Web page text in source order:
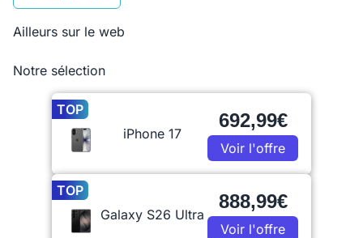
Ailleurs sur le web
Notre sélection
TOP
iPhone 17
692,99€
Voir l'offre
TOP
Galaxy S26 Ultra
888,99€
Voir l'offre